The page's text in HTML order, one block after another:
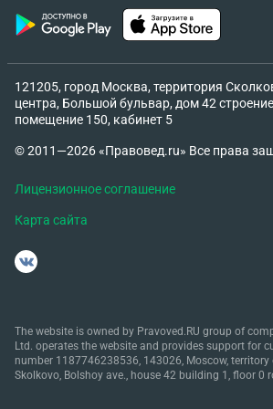
передачи, если оно в пределах
места заключения договора осуществляется
имущественной ответственности
предусмотренные в настоящем
применяются в соответствии с
законодательством, действующем
положения 6.1. Настоящий договор составлен в
двух экземплярах, подписанных
имеющих равную юридическую силу, по одному
экземпляру для каждой из сторон. 6.2.
Настоящий договор вступает в
обязательств. 6.3. В случае неисполнения
обязательств со стороны
обращается в суд за защитой своих прав и
121205, город Москва, территория
центра, Большой бульвар, дом 42
помещение 150, кабинет 5
© 2011—2026 «Правовед.ru» Все права
Лицензионное соглашение
Карта сайта
The website is owned by Pravoved.RU group of
Ltd. operates the website and provides support for
number 1187746238536, 143026, Moscow,
Skolkovo, Bolshoy ave., house 42 building 1, floor 0